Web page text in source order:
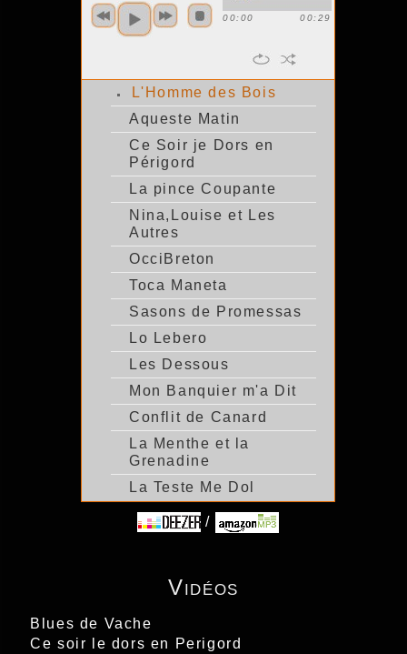
00:00 00:29
L'Homme des Bois
Aqueste Matin
Ce Soir je Dors en
Périgord
La pince Coupante
Nina,Louise et Les
Autres
OcciBreton
Toca Maneta
Sasons de Promessas
Lo Lebero
Les Dessous
Mon Banquier m'a Dit
Conflit de Canard
La Menthe et la
Grenadine
La Teste Me Dol
/
Vidéos
Blues de Vache
Ce soir le dors en Perigord